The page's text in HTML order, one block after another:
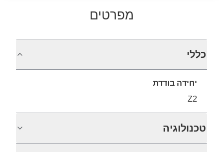
מפרטים
כללי
יחידה בודדת
Z2
טכנולוגיה